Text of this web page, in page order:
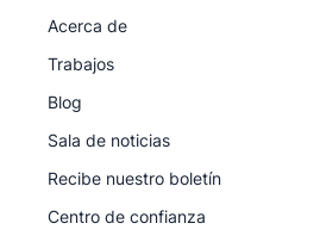
Acerca de
Trabajos
Blog
Sala de noticias
Recibe nuestro boletín
Centro de confianza